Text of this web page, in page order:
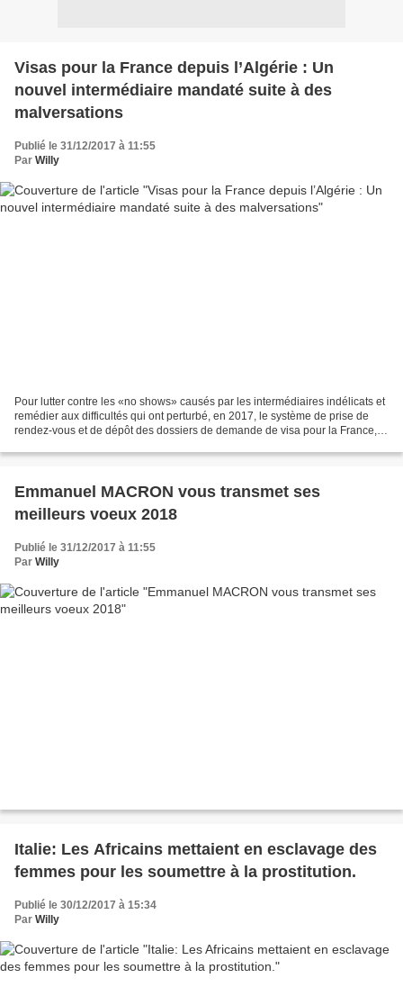
Visas pour la France depuis l’Algérie : Un
nouvel intermédiaire mandaté suite à des
malversations
Publié le 31/12/2017 à 11:55
Par Willy
Pour lutter contre les «no shows» causés par les intermédiaires indélicats et
remédier aux difficultés qui ont perturbé, en 2017, le système de prise de
rendez-vous et de dépôt des dossiers de demande de visa pour la France,
Emmanuel MACRON vous transmet ses
meilleurs voeux 2018
Publié le 31/12/2017 à 11:55
Par Willy
Italie: Les Africains mettaient en esclavage des
femmes pour les soumettre à la prostitution.
Publié le 30/12/2017 à 15:34
Par Willy